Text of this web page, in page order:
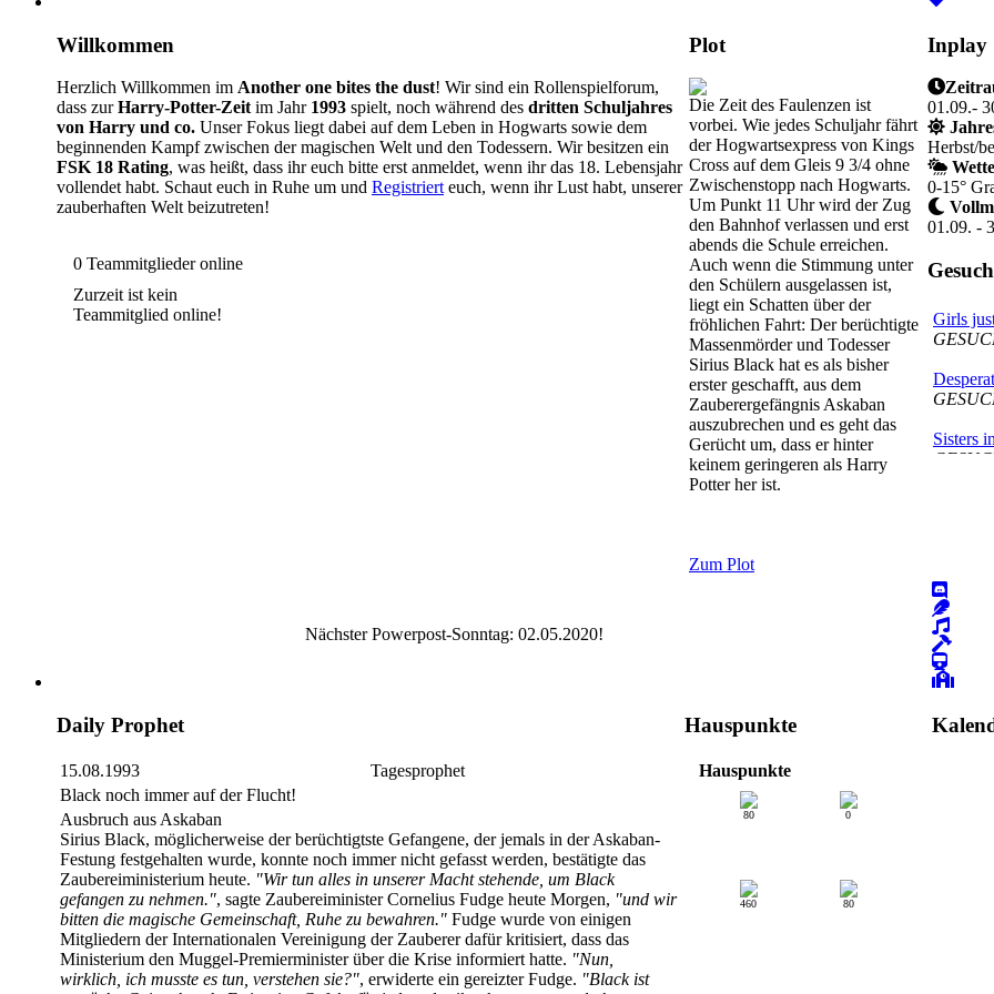
Willkommen
Herzlich Willkommen im Another one bites the dust! Wir sind ein Rollenspielforum,
dass zurHarry-Potter-Zeitim Jahr 1993 spielt, noch während des dritten Schuljahres
von Harry und co. Unser Fokus liegt dabei auf dem Leben in Hogwarts sowie dem
beginnenden Kampf zwischen der magischen Welt und den Todessern. Wir besitzen ein
FSK 18 Rating, was heißt, dass ihr euch bitte erst anmeldet, wenn ihr das 18. Lebensjahr
vollendet habt. Schaut euch in Ruhe um und Registrierteuch, wenn ihr Lust habt, unserer
zauberhaften Welt beizutreten!
0 Teammitglieder online
Zurzeit ist kein
Teammitglied online!
Plot
Die Zeit des Faulenzen ist
vorbei. Wie jedes Schuljahr fährt
der Hogwartsexpress von Kings
Cross auf dem Gleis 9 3/4 ohne
Zwischenstopp nach Hogwarts.
Um Punkt 11 Uhr wird der Zug
den Bahnhof verlassen und erst
abends die Schule erreichen.
Auch wenn die Stimmung unter
den Schülern ausgelassen ist,
liegt ein Schatten über der
fröhlichen Fahrt: Der berüchtigte
Massenmörder und Todesser
Sirius Black hat es als bisher
erster geschafft, aus dem
Zauberergefängnis Askaban
auszubrechen und es geht das
Gerücht um, dass er hinter
keinem geringeren als Harry
Potter her ist.
Zum Plot
Inplay
01.09.-
Herbst/
0-15°
01.09. -
Girls
Sisters
Wir
gesucht!
Nächster Powerpost-Sonntag: 02.05.2020!
Daily Prophet
15.08.1993
Tagesprophet
Black noch immer auf der Flucht!
Ausbruch aus Askaban
Sirius Black, möglicherweise der berüchtigtste Gefangene, der jemals in der Askaban-
Festung festgehalten wurde, konnte noch immer nicht gefasst werden, bestätigte das
Zaubereiministerium heute. "Wir tun alles in unserer Macht stehende, um Black
gefangen zu nehmen.", sagte Zaubereiminister Cornelius Fudge heute Morgen, "und wir
bitten die magische Gemeinschaft, Ruhe zu bewahren." Fudge wurde von einigen
Mitgliedern der Internationalen Vereinigung der Zauberer dafür kritisiert, dass das
Ministerium den Muggel-Premierminister über die Krise informiert hatte. "Nun,
wirklich, ich musste es tun, verstehen sie?", erwiderte ein gereizter Fudge. "Black ist
Hauspunkte
Hauspunkte
80 0
460 80